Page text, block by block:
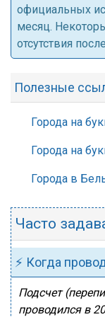
официальных
месяц.
отсутствия
Полезные
Города на
Города на
Города в
Часто
⚡ Когда
Подсчет
проводился в